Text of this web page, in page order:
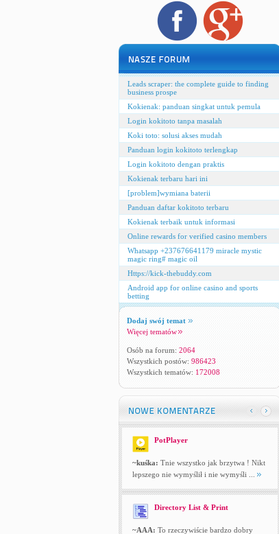
Leads scraper: the complete guide to finding
business prospe
Kokienak: panduan singkat untuk pemula
Login kokitoto tanpa masalah
Koki toto: solusi akses mudah
Panduan login kokitoto terlengkap
Login kokitoto dengan praktis
Kokienak terbaru hari ini
[problem]wymiana baterii
Panduan daftar kokitoto terbaru
Kokienak terbaik untuk informasi
Online rewards for verified casino members
Whatsapp +237676641179 miracle mystic
magic ring# magic oil
Https://kick-thebuddy.com
Android app for online casino and sports
betting
Dodaj swój temat
Więcej tematów
Osób na forum: 2064
Wszystkich postów: 986423
Wszystkich tematów: 172008
PotPlayer
~kuśka: Tnie wszystko jak brzytwa ! Nikt
lepszego nie wymyślił i nie wymyśli ...
Directory List & Print
~AAA: To rzeczywiście bardzo dobry